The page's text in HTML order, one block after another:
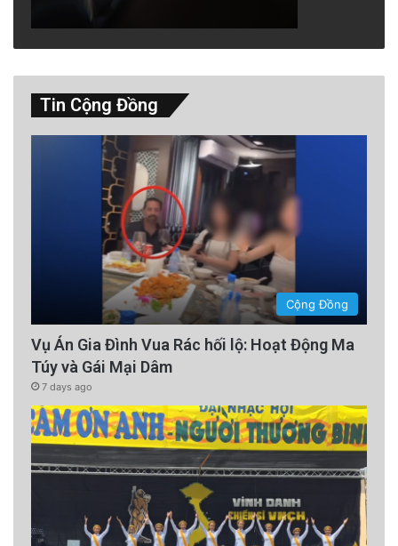
Tin Cộng Đồng
Cộng Đồng
Vụ Án Gia Đình Vua Rác hối lộ: Hoạt Động Ma
Túy và Gái Mại Dâm
7 days ago